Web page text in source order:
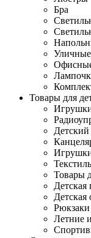
Бра
Товары для
Детский
Товары
Детская
Детская
Рюкзаки
Летние